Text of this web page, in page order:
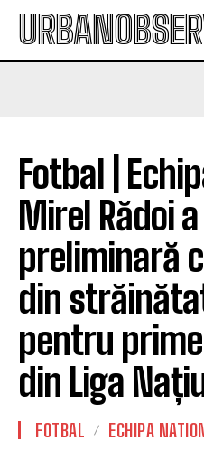
Fotbal |
Mirel Rădoi
preliminară
din
pentru
din Liga
FOTBAL ECHIPA